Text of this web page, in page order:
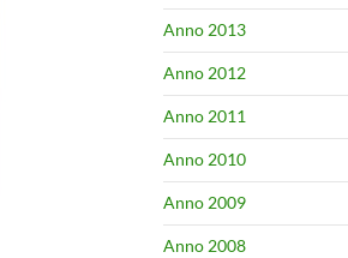
Anno 2013
Anno 2012
Anno 2011
Anno 2010
Anno 2009
Anno 2008